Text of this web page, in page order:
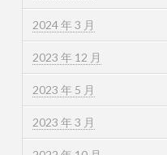
2024 年 3 月
2023 年 12 月
2023 年 5 月
2023 年 3 月